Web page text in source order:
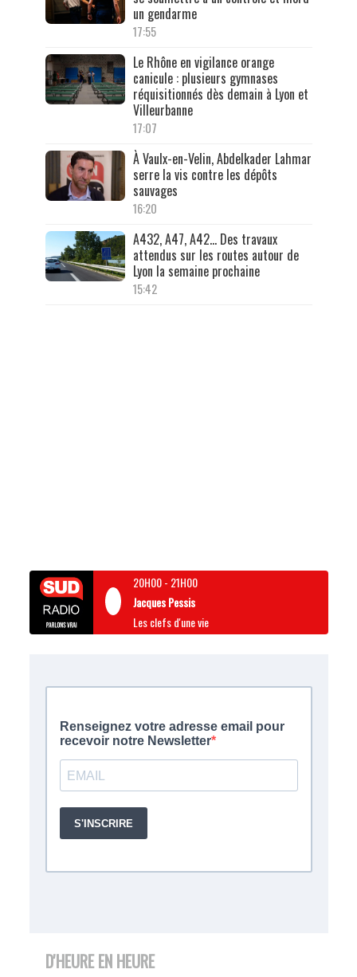
un gendarme
17:55
Le Rhône en vigilance orange
canicule : plusieurs gymnases
réquisitionnés dès demain à Lyon et
Villeurbanne
17:07
À Vaulx-en-Velin, Abdelkader Lahmar
serre la vis contre les dépôts
sauvages
16:20
A432, A47, A42… Des travaux
attendus sur les routes autour de
Lyon la semaine prochaine
15:42
20H00- 21H00
Jacques Pessis
Les clefs d'une vie
D'HEURE EN HEURE